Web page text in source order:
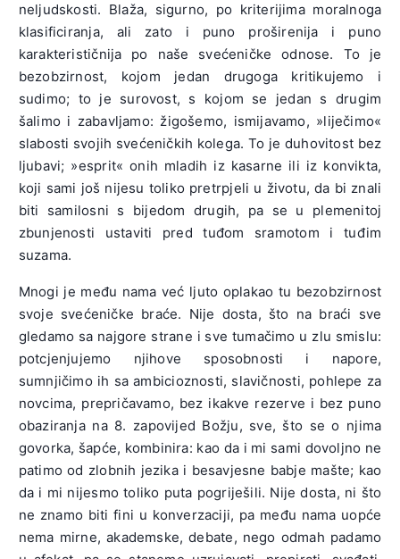
neljudskosti. Blaža, sigurno, po kriterijima moralnoga
klasificiranja, ali zato i puno proširenija i puno
karakterističnija po naše svećeničke odnose. To je
bezobzirnost, kojom jedan drugoga kritikujemo i
sudimo; to je surovost, s kojom se jedan s drugim
šalimo i zabavljamo: žigošemo, ismijavamo, »liječimo«
slabosti svojih svećeničkih kolega. To je duhovitost bez
ljubavi; »esprit« onih mladih iz kasarne ili iz konvikta,
koji sami još nijesu toliko pretrpjeli u životu, da bi znali
biti samilosni s bijedom drugih, pa se u plemenitoj
zbunjenosti ustaviti pred tuđom sramotom i tuđim
suzama.
Mnogi je među nama već ljuto oplakao tu bezobzirnost
svoje svećeničke braće. Nije dosta, što na braći sve
gledamo sa najgore strane i sve tumačimo u zlu smislu:
potcjenjujemo njihove sposobnosti i napore,
sumnjičimo ih sa ambicioznosti, slavičnosti, pohlepe za
novcima, prepričavamo, bez ikakve rezerve i bez puno
obaziranja na 8. zapovijed Božju, sve, što se o njima
govorka, šapće, kombinira: kao da i mi sami dovoljno ne
patimo od zlobnih jezika i besavjesne babje mašte; kao
da i mi nijesmo toliko puta pogriješili. Nije dosta, ni što
ne znamo biti fini u konverzaciji, pa među nama uopće
nema mirne, akademske, debate, nego odmah padamo